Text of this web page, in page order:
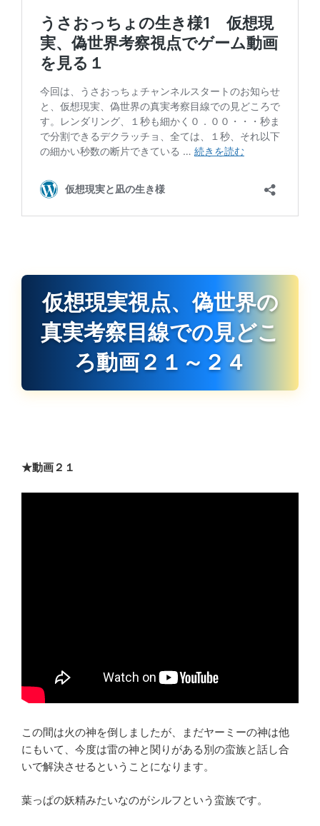
仮想現実視点、偽世界の
真実考察目線での見どこ
ろ動画２１～２４
★動画２１
この間は火の神を倒しましたが、まだヤーミーの神は他
にもいて、今度は雷の神と関りがある別の蛮族と話し合
いで解決させるということになります。
葉っぱの妖精みたいなのがシルフという蛮族です。